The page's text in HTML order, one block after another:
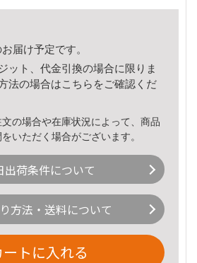
届け予定です。
ット、代金引換の場合に限りま
法の場合はこちら をご確認くだ
の場合や在庫状況によって、商品
いただく場合がございます。
出荷条件について
方法・送料について
ートに入れる